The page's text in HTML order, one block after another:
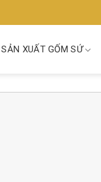
SẢN XUẤT GỐM SỨ